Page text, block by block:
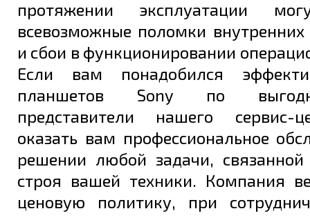
протяжении эксплуатации
всевозможные поломки
и сбои в функционировании
Если вам понадобился
планшетов Sony по
представители нашего сервис-
оказать вам профессиональное
решении любой задачи,
строя вашей техники. Компания
ценовую политику, при